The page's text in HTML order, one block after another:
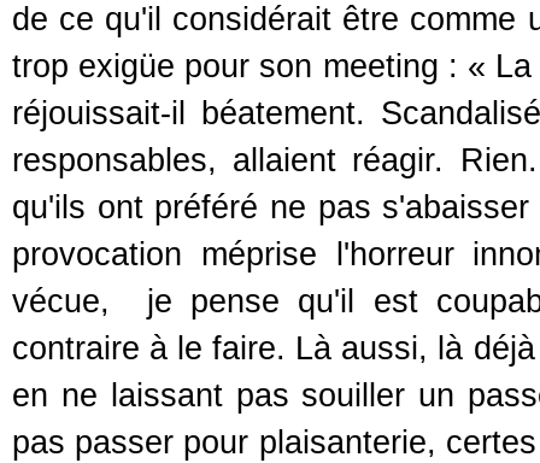
de ce qu'il considérait être comme
trop exigüe pour son meeting : «
réjouissait-il béatement.
responsables, allaient réagir.
qu'ils ont préféré ne pas
provocation méprise l'horreur
vécue, je pense qu'il est
contraire à le faire. Là aussi, là
en ne laissant pas souiller un
pas passer pour plaisanterie,